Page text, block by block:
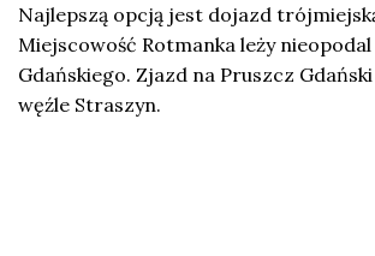
Najlepszą opcją jest dojazd
Miejscowość Rotmanka leży
Gdańskiego. Zjazd na Pruszcz
węźle Straszyn.